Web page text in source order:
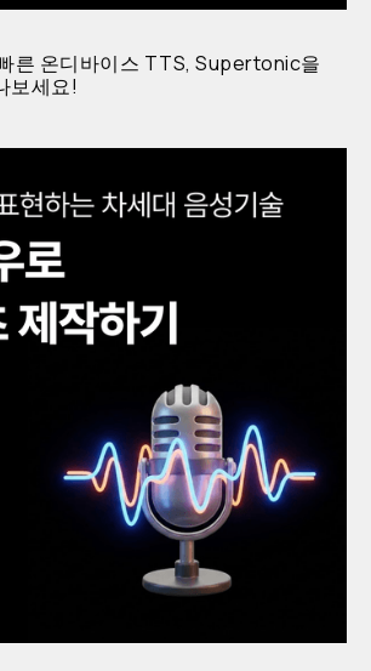
른 온디바이스 TTS, Supertonic을
보세요!